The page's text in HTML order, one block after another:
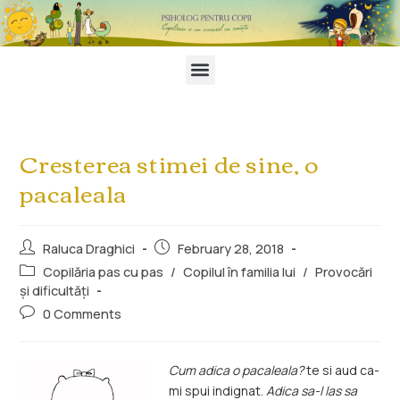
Cresterea stimei de sine, o
pacaleala
Raluca Draghici
February 28, 2018
Copilăria pas cu pas / Copilul în familia lui / Provocări
și dificultăți
0 Comments
Cum adica o pacaleala?te si aud ca-
mi spui indignat.Adica sa-l las sa